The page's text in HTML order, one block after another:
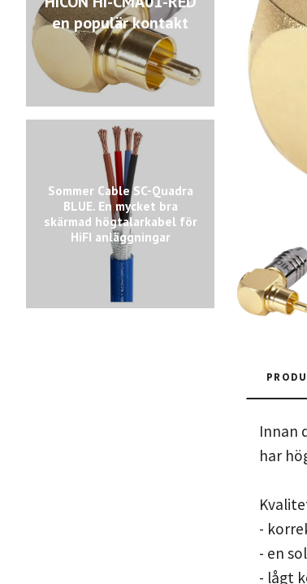
en populär kontakt
Sommer Cable SC-Quadra
BLUE. En mycket bra
skärmad högtalarkabel för
HiFI anläggningar
Innan
har
-
- en
- lågt